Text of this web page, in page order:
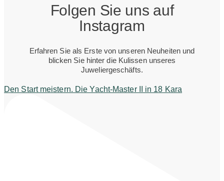
Folgen Sie uns auf
Instagram
Erfahren Sie als Erste von unseren Neuheiten und
blicken Sie hinter die Kulissen unseres
Juweliergeschäfts.
Den Start meistern. Die Yacht-Master II in 18 Kara